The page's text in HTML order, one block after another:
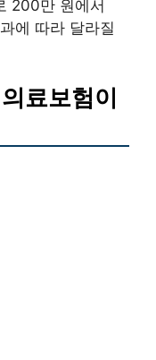
200만 원에서
에 따라 달라질
료보험이